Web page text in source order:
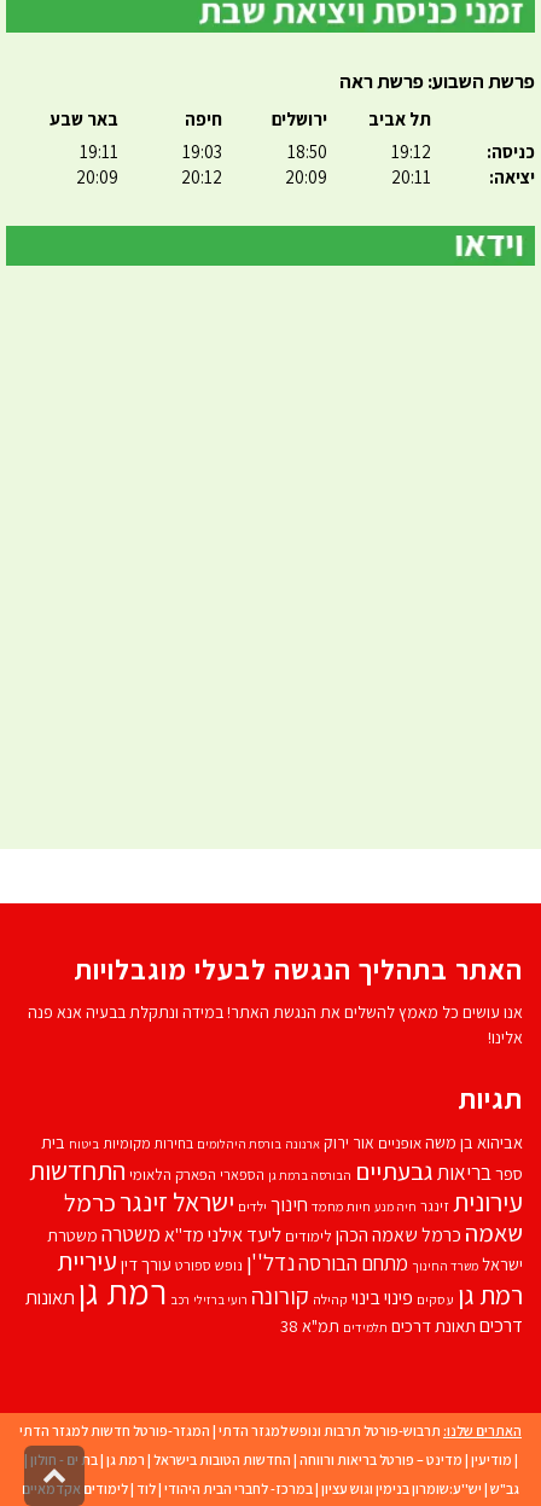
פרשת השבוע: פרשת ראה
כניסה:
יציאה:
תל אביב
19:12
20:11
ירושלים
18:50
20:09
חיפה
19:03
20:12
באר שבע
19:11
20:09
האתר בתהליך הנגשה לבעלי מוגבלויות
אנו עושים כל מאמץ להשלים את הנגשת האתר! במידה ונתקלת בבעיה אנא פנה
אלינו!
תגיות
אביהוא בן משהאופניים אור ירוק ארנונה בורסת היהלומים בחירות מקומיות ביטוח בית
ספרבריאותגבעתיים הבורסה ברמת גן הספארי הפארק הלאומי התחדשות
עירוניתזינגר חיה מנע חיות מחמד חינוך ילדים ישראל זינגרכרמל
שאמה כרמל שאמה הכהן לימודים ליעד אילנימד''אמשטרה משטרת
ישראל משרד החינוך מתחם הבורסהנדל''ן נופש ספורט עורך דין עיריית
רמת גן עסקים פינוי בינוי קהילה קורונה רועי ברזילי רכב רמת גן תאונות
דרכים תאונת דרכים תלמידים תמ"א 38
האתרים שלנו: תרבוש-פורטל תרבות ונופש למגזר הדתי | המגזר-פורטל חדשות למגזר הדתי
| מודיעין | מדינט – פורטל בריאות ורווחה | החדשות הטובות בישראל | רמת גן | בת ים - חולון |
גב"ש | יש''ע:שומרון בנימין וגוש עציון | במרכז- לחברי הבית היהודי |לוד |לימודים אקדמאיים